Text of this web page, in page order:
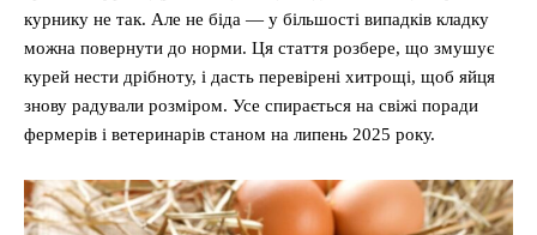
курнику не так. Але не біда — у більшості випадків кладку
можна повернути до норми. Ця стаття розбере, що змушує
курей нести дрібноту, і дасть перевірені хитрощі, щоб яйця
знову радували розміром. Усе спирається на свіжі поради
фермерів і ветеринарів станом на липень 2025 року.